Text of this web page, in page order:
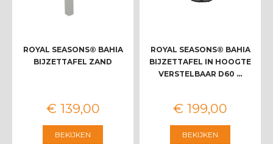
ROYAL SEASONS® BAHIA
BIJZETTAFEL ZAND
€ 139,00
BEKIJKEN
ROYAL SEASONS® BAHIA
BIJZETTAFEL IN HOOGTE
VERSTELBAAR D60 …
€ 199,00
BEKIJKEN